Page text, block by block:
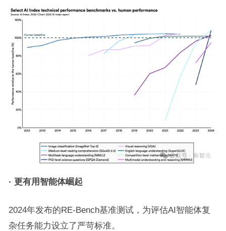
· 更有用智能体崛起
2024年发布的RE-Bench基准测试，为评估AI智能体复
杂任务能力设立了严苛标准。